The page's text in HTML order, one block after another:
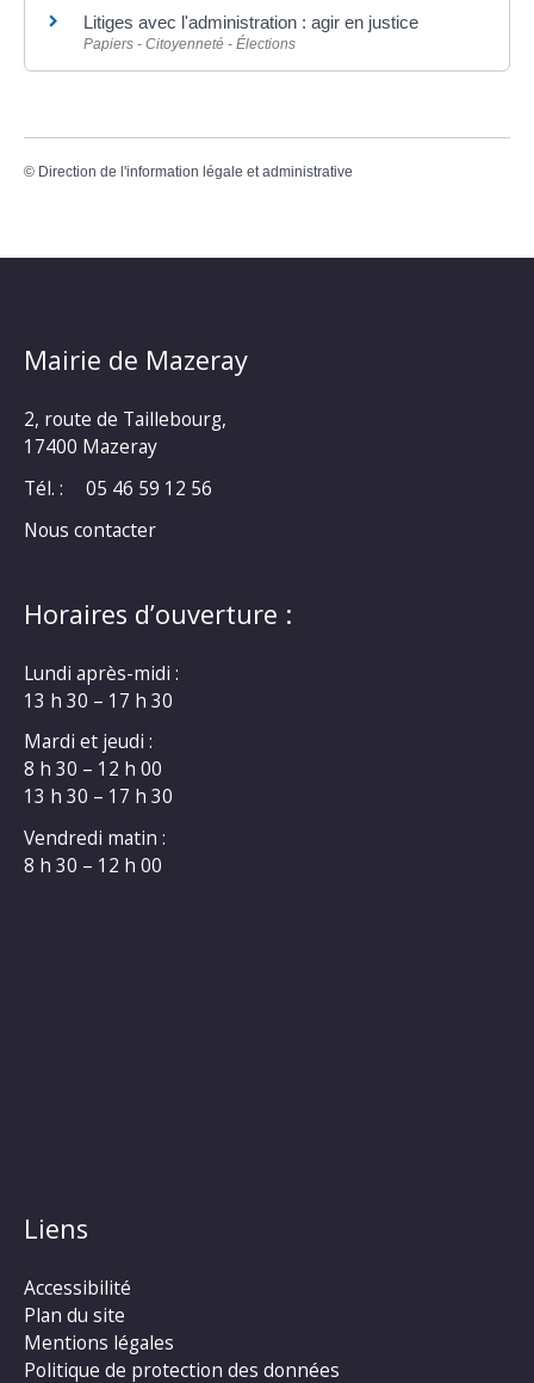
Litiges avec l'administration : agir en justice
Papiers - Citoyenneté - Élections
© Direction de l'information légale et administrative
Mairie de Mazeray
2, route de Taillebourg,
17400 Mazeray
Tél. :
05 46 59 12 56
Nous contacter
Horaires d’ouverture :
Lundi après-midi :
13 h 30 – 17 h 30
Mardi et jeudi :
8 h 30 – 12 h 00
13 h 30 – 17 h 30
Vendredi matin :
8 h 30 – 12 h 00
Liens
Accessibilité
Plan du site
Mentions légales
Politique de protection des données